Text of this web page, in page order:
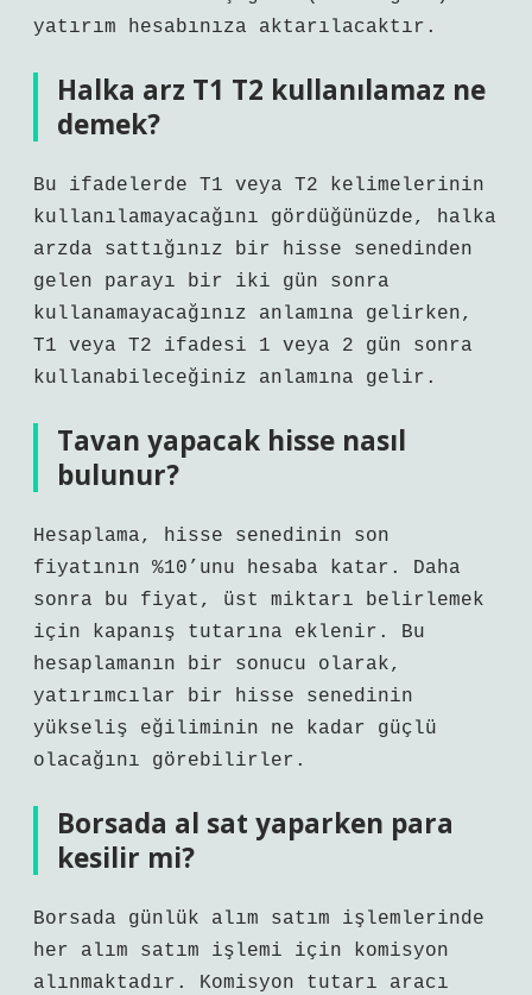
yatırım hesabınıza aktarılacaktır.
Halka arz T1 T2 kullanılamaz ne
demek?
Bu ifadelerde T1 veya T2 kelimelerinin
kullanılamayacağını gördüğünüzde, halka
arzda sattığınız bir hisse senedinden
gelen parayı bir iki gün sonra
kullanamayacağınız anlamına gelirken,
T1 veya T2 ifadesi 1 veya 2 gün sonra
kullanabileceğiniz anlamına gelir.
Tavan yapacak hisse nasıl
bulunur?
Hesaplama, hisse senedinin son
fiyatının %10’unu hesaba katar. Daha
sonra bu fiyat, üst miktarı belirlemek
için kapanış tutarına eklenir. Bu
hesaplamanın bir sonucu olarak,
yatırımcılar bir hisse senedinin
yükseliş eğiliminin ne kadar güçlü
olacağını görebilirler.
Borsada al sat yaparken para
kesilir mi?
Borsada günlük alım satım işlemlerinde
her alım satım işlemi için komisyon
alınmaktadır. Komisyon tutarı aracı